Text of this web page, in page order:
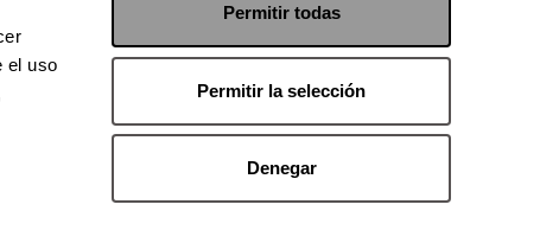
el uso
Permitir todas
Permitir la selección
Denegar